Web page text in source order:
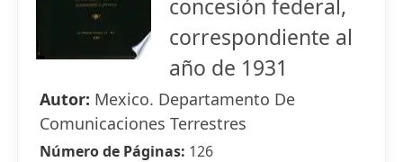
concesión federal,
correspondiente al
año de 1931
Autor: Mexico. Departamento De
Comunicaciones Terrestres
Número de Páginas: 126